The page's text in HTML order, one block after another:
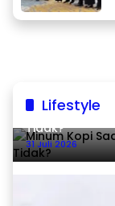
Lifestyle
Minum Kopi
Tidak?
31 Juli 2026